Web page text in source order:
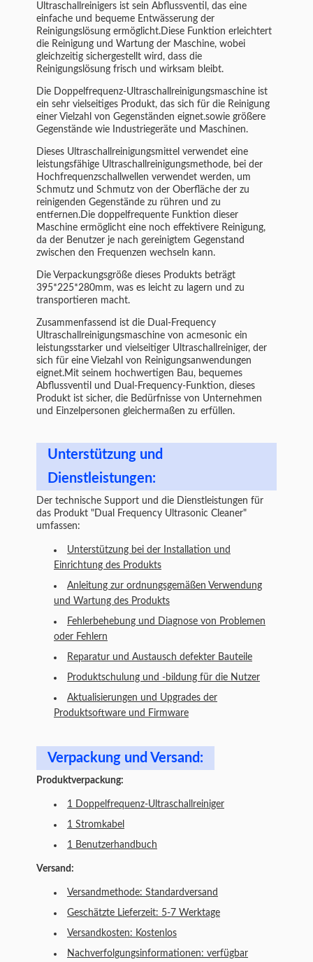
Ultraschallreinigers ist sein Abflussventil, das eine
einfache und bequeme Entwässerung der
Reinigungslösung ermöglicht.Diese Funktion erleichtert
die Reinigung und Wartung der Maschine, wobei
gleichzeitig sichergestellt wird, dass die
Reinigungslösung frisch und wirksam bleibt.
Die Doppelfrequenz-Ultraschallreinigungsmaschine ist
ein sehr vielseitiges Produkt, das sich für die Reinigung
einer Vielzahl von Gegenständen eignet.sowie größere
Gegenstände wie Industriegeräte und Maschinen.
Dieses Ultraschallreinigungsmittel verwendet eine
leistungsfähige Ultraschallreinigungsmethode, bei der
Hochfrequenzschallwellen verwendet werden, um
Schmutz und Schmutz von der Oberfläche der zu
reinigenden Gegenstände zu rühren und zu
entfernen.Die doppelfrequente Funktion dieser
Maschine ermöglicht eine noch effektivere Reinigung,
da der Benutzer je nach gereinigtem Gegenstand
zwischen den Frequenzen wechseln kann.
Die Verpackungsgröße dieses Produkts beträgt
395*225*280mm, was es leicht zu lagern und zu
transportieren macht.
Zusammenfassend ist die Dual-Frequency
Ultraschallreinigungsmaschine von acmesonic ein
leistungsstarker und vielseitiger Ultraschallreiniger, der
sich für eine Vielzahl von Reinigungsanwendungen
eignet.Mit seinem hochwertigen Bau, bequemes
Abflussventil und Dual-Frequency-Funktion, dieses
Produkt ist sicher, die Bedürfnisse von Unternehmen
und Einzelpersonen gleichermaßen zu erfüllen.
Unterstützung und
Dienstleistungen:
Der technische Support und die Dienstleistungen für
das Produkt "Dual Frequency Ultrasonic Cleaner"
umfassen:
Unterstützung bei der Installation und
Einrichtung des Produkts
Anleitung zur ordnungsgemäßen Verwendung
und Wartung des Produkts
Fehlerbehebung und Diagnose von Problemen
oder Fehlern
Reparatur und Austausch defekter Bauteile
Produktschulung und -bildung für die Nutzer
Aktualisierungen und Upgrades der
Produktsoftware und Firmware
Verpackung und Versand:
Produktverpackung:
1 Doppelfrequenz-Ultraschallreiniger
1 Stromkabel
1 Benutzerhandbuch
Versand:
Versandmethode: Standardversand
Geschätzte Lieferzeit: 5-7 Werktage
Versandkosten: Kostenlos
Nachverfolgungsinformationen: verfügbar